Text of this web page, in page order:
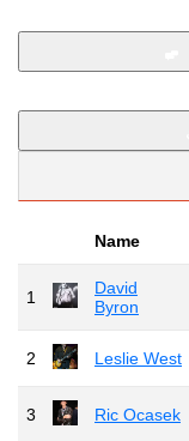
Name
1
David
Byron
2 Leslie West
3 Ric Ocasek